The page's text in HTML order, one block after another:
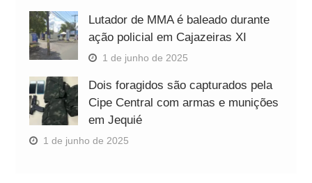
Lutador de MMA é baleado durante
ação policial em Cajazeiras XI
1 de junho de 2025
Dois foragidos são capturados pela
Cipe Central com armas e munições
em Jequié
1 de junho de 2025